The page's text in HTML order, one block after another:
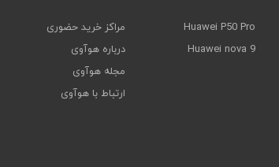
Huawei P50 Pro
Huawei nova 9
مراکز خرید حضوری
درباره هوآوی
مجله هوآوی
ارتباط با هوآوی